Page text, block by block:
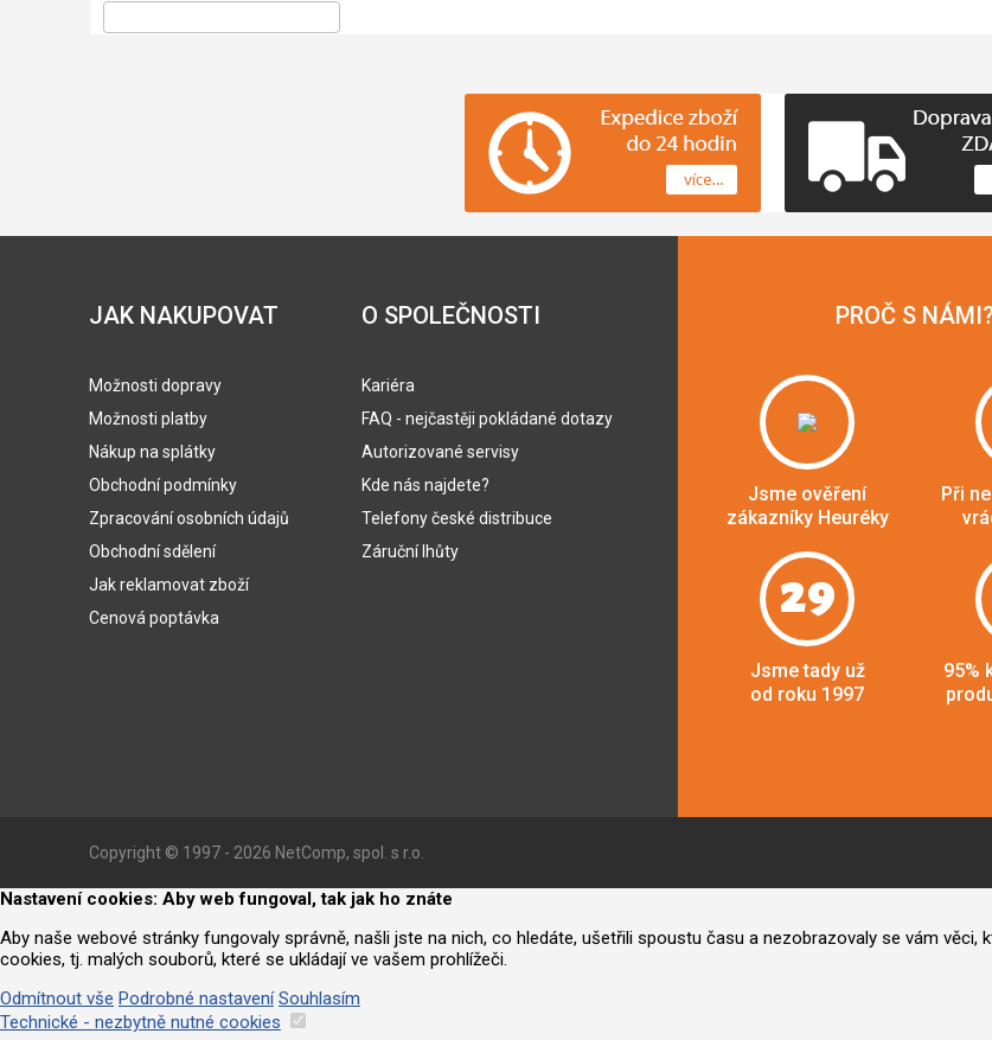
JAK NAKUPOVAT
Možnosti dopravy
Možnosti platby
Nákup na splátky
Obchodní podmínky
Zpracování osobních údajů
Obchodní sdělení
Jak reklamovat zboží
Cenová poptávka
O SPOLEČNOSTI
Kariéra
FAQ - nejčastěji pokládané dotazy
Autorizované servisy
Kde nás najdete?
Telefony české distribuce
Záruční lhůty
PROČ S
Jsme ověření
zákazníky Heuréky
Při
29
Jsme tady už
od roku 1997
95%
Copyright © 1997 - 2026 NetComp, spol. s r.o.
Nastavení cookies: Aby web fungoval, tak jak ho znáte
Aby naše webové stránky fungovaly správně, našli jste na nich, co hledáte, ušetřili spoustu času a nezobrazovaly se vám
cookies, tj. malých souborů, které se ukládají ve vašem prohlížeči.
Odmítnout vše Podrobné nastavení Souhlasím
Technické - nezbytně nutné cookies